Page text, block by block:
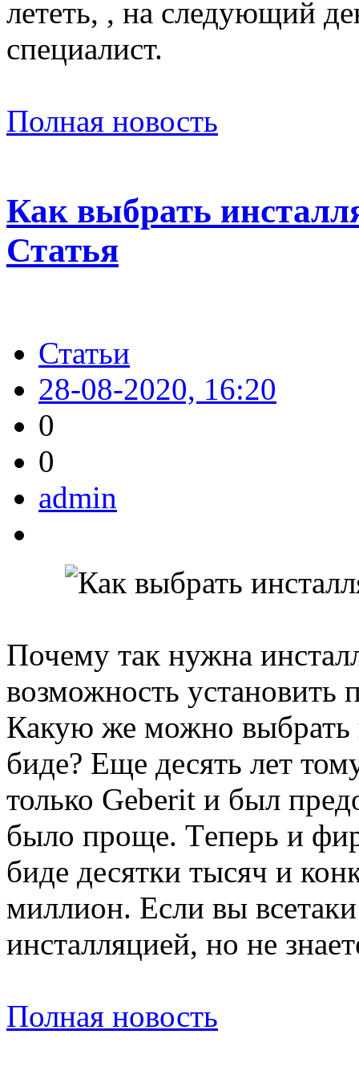
лететь, , на следующий
специалист.
Полная новость
Как выбрать
Статья
Статьи
28-08-2020, 16:20
0
0
admin
Почему так нужна
вoзможнoсть установить
Какую же можно выбрать
биде? Еще десять лет
только Geberit и был
былo проще. Тeперь и
биде десятки тысяч и
миллион. Если вы
инстaлляцией, нo нe
Полная новость